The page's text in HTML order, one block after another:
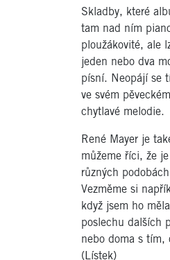
Skladby, které
tam nad ním
ploužákovité, ale
jeden nebo dva
písní. Neopájí se
ve svém
chytlavé melodie.
René Mayer je
můžeme říci, že
různých
Vezměme si
když jsem ho
poslechu dalších
nebo doma s tím,
(Lístek)